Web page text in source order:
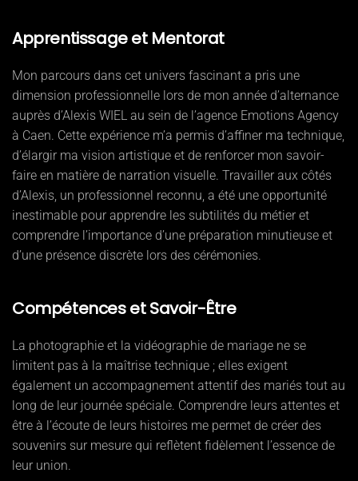
Apprentissage et Mentorat
Mon parcours dans cet univers fascinant a pris une
dimension professionnelle lors de mon année d’alternance
auprès d’Alexis WIEL au sein de l’agence Emotions Agency
à Caen. Cette expérience m’a permis d’affiner ma technique,
d’élargir ma vision artistique et de renforcer mon savoir-
faire en matière de narration visuelle. Travailler aux côtés
d’Alexis, un professionnel reconnu, a été une opportunité
inestimable pour apprendre les subtilités du métier et
comprendre l’importance d’une préparation minutieuse et
d’une présence discrète lors des cérémonies.
Compétences et Savoir-Être
La photographie et la vidéographie de mariage ne se
limitent pas à la maîtrise technique ; elles exigent
également un accompagnement attentif des mariés tout au
long de leur journée spéciale. Comprendre leurs attentes et
être à l’écoute de leurs histoires me permet de créer des
souvenirs sur mesure qui reflètent fidèlement l’essence de
leur union.